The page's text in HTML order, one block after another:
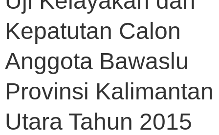
Kepatutan Calon
Anggota Bawaslu
Provinsi Kalimantan
Utara Tahun 2015